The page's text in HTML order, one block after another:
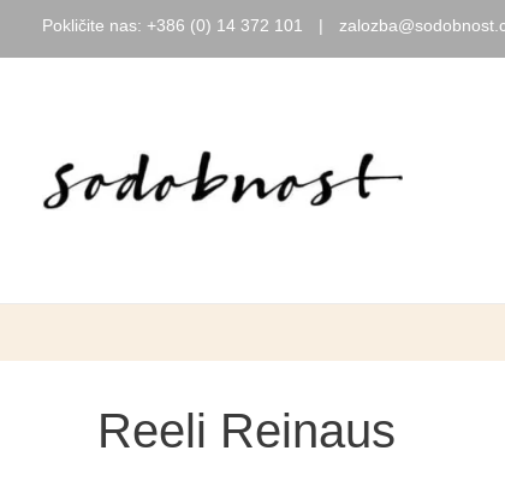
Pokličite nas: +386 (0) 14 372 101 |
Reeli Reinaus